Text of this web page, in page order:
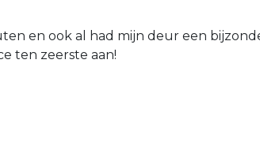
en ook al had mijn deur een
ten zeerste aan!